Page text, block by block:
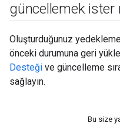
güncellemek ister
Oluşturduğunuz
önceki durumuna geri
Desteği ve güncelleme
sağlayın.
Bu size